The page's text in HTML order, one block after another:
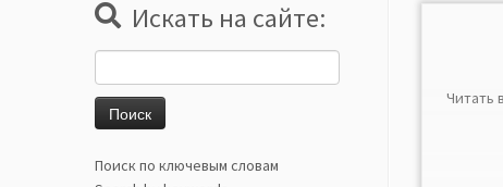
Искать на сайте:
Поиск по ключевым словам
Читать